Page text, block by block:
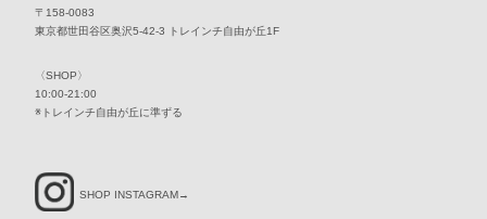
〒158-0083
東京都世田谷区奥沢5-42-3 トレインチ自由が丘1F
〈SHOP〉
10:00-21:00
※トレインチ自由が丘に準ずる
SHOP INSTAGRAM